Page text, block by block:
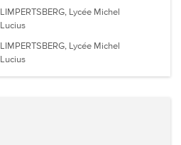
LIMPERTSBERG, Lycée Michel
Lucius
LIMPERTSBERG, Lycée Michel
Lucius